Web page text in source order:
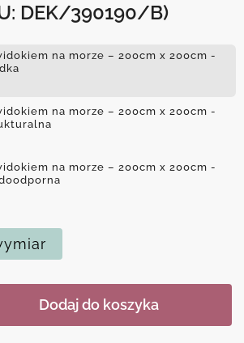
DEK/390190/B)
na morze – 200cm x 200cm -
na morze – 200cm x 200cm -
na morze – 200cm x 200cm -
Dodaj do koszyka